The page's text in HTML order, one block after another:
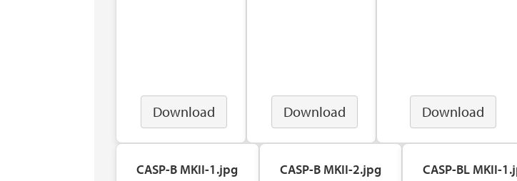
Download Download Download
CASP-B MKII-1.jpg CASP-B MKII-2.jpg CASP-BL MKII-